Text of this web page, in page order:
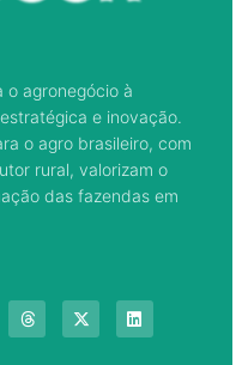
o agronegócio à
e inovação.
o agro brasileiro, com
rural, valorizam o
das fazendas em